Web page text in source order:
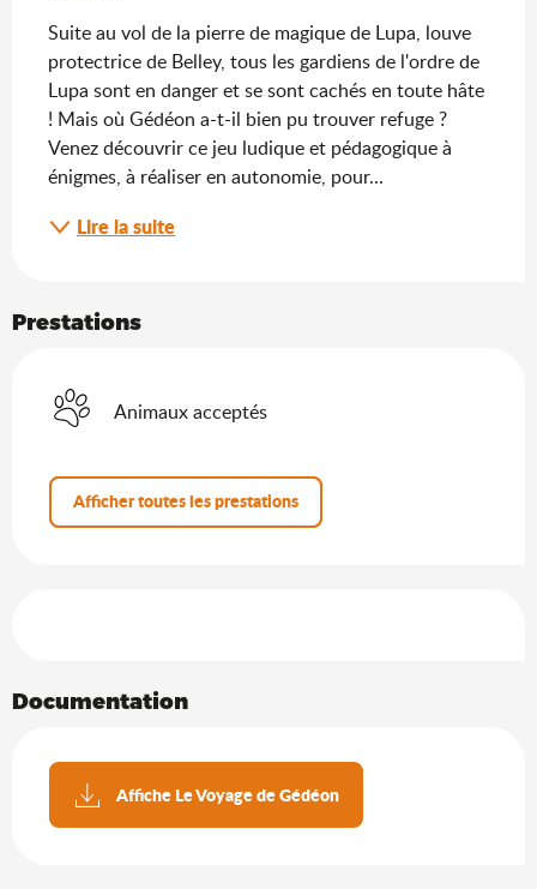
Suite au vol de la pierre de magique de Lupa, louve
protectrice de Belley, tous les gardiens de l'ordre de
Lupa sont en danger et se sont cachés en toute hâte
! Mais où Gédéon a-t-il bien pu trouver refuge ?
Venez découvrir ce jeu ludique et pédagogique à
énigmes, à réaliser en autonomie, pour...
Lire la suite
Prestations
Animaux acceptés
Afficher toutes les prestations
Documentation
Affiche Le Voyage de Gédéon